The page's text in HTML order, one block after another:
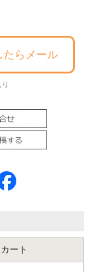
たらメール
カート